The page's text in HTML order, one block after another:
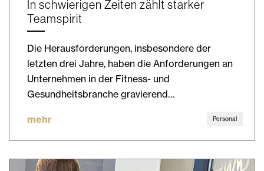
In schwierigen Zeiten zählt starker
Teamspirit
Die Herausforderungen, insbesondere der
letzten drei Jahre, haben die Anforderungen an
Unternehmen in der Fitness- und
Gesundheitsbranche gravierend…
mehr Personal